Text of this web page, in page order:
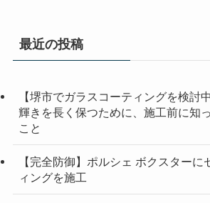
最近の投稿
【堺市でガラスコーティングを検討
輝きを長く保つために、施工前に知
こと
【完全防御】ポルシェ ボクスターに
ィングを施工